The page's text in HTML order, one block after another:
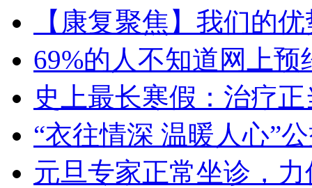
【康复聚焦】我们的
69%的人不知道网上
史上最长寒假：治疗
“衣往情深 温暖人心”
元旦专家正常坐诊，力